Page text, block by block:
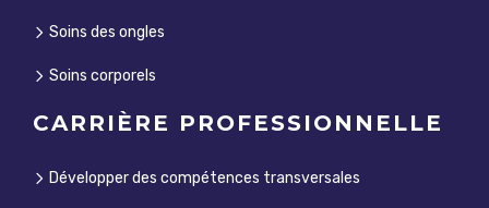
Soins des ongles
Soins corporels
CARRIÈRE PROFESSIONNELLE
Développer des compétences transversales